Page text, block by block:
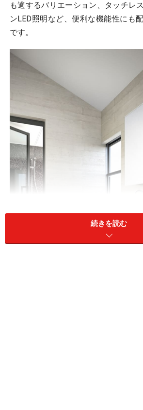
も適するバリエーション、タッチレ
ンLED照明など、便利な機能性にも
です。
続きを読む